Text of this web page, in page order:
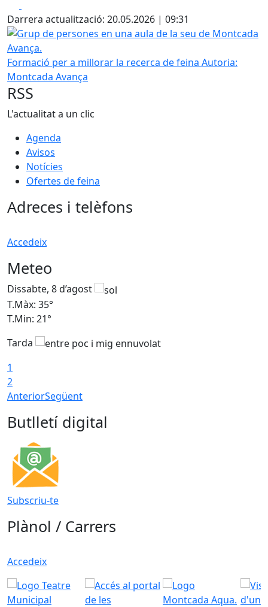
Darrera actualització: 20.05.2026 | 09:31
Grup de persones en una aula de la seu de Montcada
Formació per a millorar la recerca de feina Autoria:
Montcada Avança
RSS
L'actualitat a un clic
Agenda
Avisos
Notícies
Ofertes de feina
Adreces i telèfons
Accedeix
Meteo
Dissabte, 8 d’agost
T.Màx: 35°
T.Min: 21°
Tarda
1
2
AnteriorSegüent
Butlletí digital
Subscriu-te
Plànol / Carrers
Accedeix